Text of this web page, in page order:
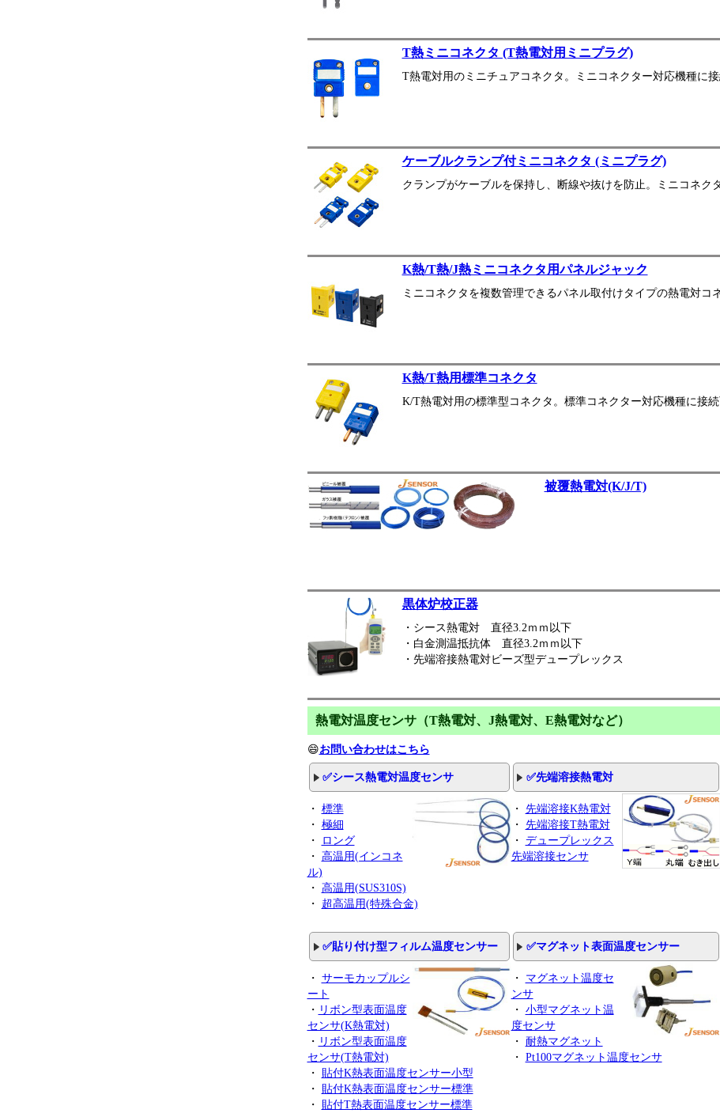
T熱ミニコネクタ (T熱電対用ミニプラグ)
T熱電対用のミニチュアコネクタ。ミニコネクター対応機種に接
ケーブルクランプ付ミニコネクタ (ミニプラグ)
クランプがケーブルを保持し、断線や抜けを防止。ミニコネク
K熱/T熱/J熱ミニコネクタ用パネルジャック
ミニコネクタを複数管理できるパネル取付けタイプの熱電対コ
K熱/T熱用標準コネクタ
K/T熱電対用の標準型コネクタ。標準コネクター対応機種に接続
被覆熱電対(K/J/T)
黒体炉校正器
・シース熱電対 直径3.2ｍｍ以下
・白金測温抵抗体 直径3.2ｍｍ以下
・先端溶接熱電対ビーズ型デュープレックス
熱電対温度センサ（T熱電対、J熱電対、E熱電対など）
😄お問い合わせはこちら
✅シース熱電対温度センサ
・ 標準
・ 極細
・
ロング
・ 高温用(インコネ
ル)
・ 高温用(SUS310S)
・ 超高温用(特殊合金)
✅先端溶接熱電対
・ 先端溶接K熱電対
・ 先端溶接T熱電対
・ デュープレックス
先端溶接センサ
✅貼り付け型フィルム温度センサー
・ サーモカップルシ
ート
・ リボン型表面温度
センサ(K熱電対)
・ リボン型表面温度
センサ(T熱電対)
・ 貼付K熱表面温度センサー小型
・ 貼付K熱表面温度センサー標準
・ 貼付T熱表面温度センサー標準
✅マグネット表面温度センサー
・ マグネット温度セ
ンサ
・ 小型マグネット温
度センサ
・ 耐熱マグネット
・ Pt100マグネット温度センサ